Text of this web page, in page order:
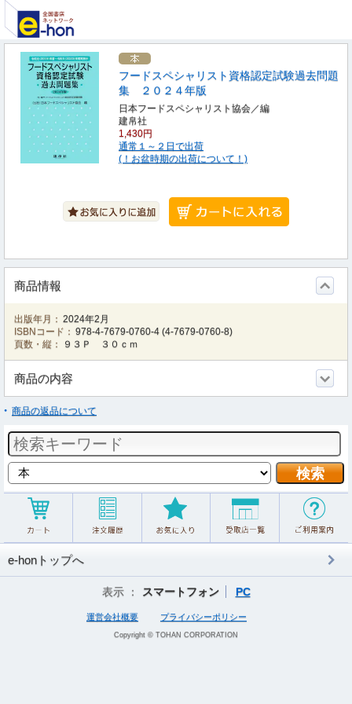
フードスペシャリスト資格認定試験過去問題
集 ２０２４年版
日本フードスペシャリスト協会／編
建帛社
1,430円
通常１～２日で出荷
(！お盆時期の出荷について！)
商品情報
出版年月： 2024年2月
ISBNコード： 978-4-7679-0760-4 (4-7679-0760-8)
頁数・縦：
９３Ｐ ３０ｃｍ
商品の内容
商品の返品について
e-honトップへ
表示 ： スマートフォン PC
運営会社概要 プライバシーポリシー
Copyright © TOHAN CORPORATION